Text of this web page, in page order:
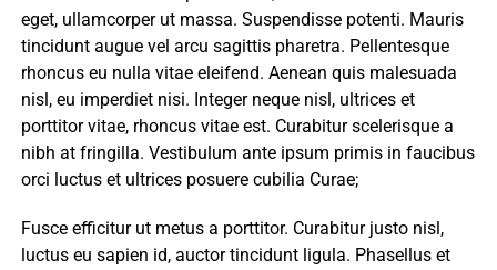
eget, ullamcorper ut massa. Suspendisse potenti. Mauris
tincidunt augue vel arcu sagittis pharetra. Pellentesque
rhoncus eu nulla vitae eleifend. Aenean quis malesuada
nisl, eu imperdiet nisi. Integer neque nisl, ultrices et
porttitor vitae, rhoncus vitae est. Curabitur scelerisque a
nibh at fringilla. Vestibulum ante ipsum primis in faucibus
orci luctus et ultrices posuere cubilia Curae;
Fusce efficitur ut metus a porttitor. Curabitur justo nisl,
luctus eu sapien id, auctor tincidunt ligula. Phasellus et